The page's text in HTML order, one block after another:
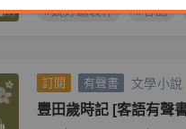
#鏡好聽製作 #客語
訂閱 有聲書 文學小說
豐田歲時記 [客語有聲